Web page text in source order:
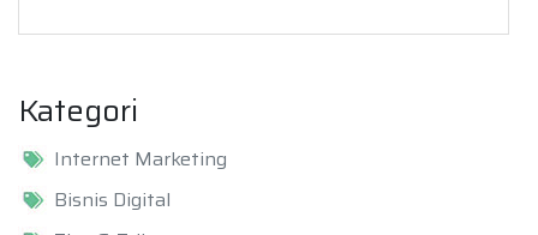
Kategori
Internet Marketing
Bisnis Digital